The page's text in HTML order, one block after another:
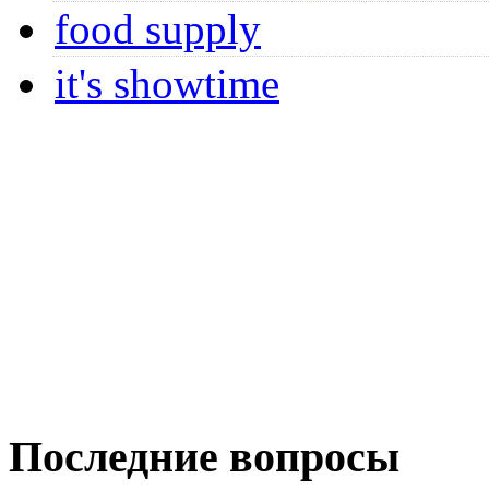
food supply
it's showtime
Последние вопросы